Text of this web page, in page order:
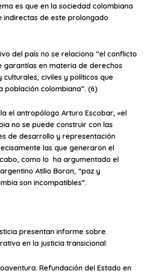
es que en la sociedad colombiana
indirectas de este prolongado
del país no se relaciona “el conflicto
garantías en materia de derechos
culturales, civiles y políticos que
población colombiana”. (6)
el antropólogo Arturo Escobar, «el
no se puede construir con las
de desarrollo y representación
las que generaron el
como lo ha argumentado el
Atilio Boron, “paz y
son incompatibles”.
presentan informe sobre
en la justicia transicional:
Refundación del Estado en